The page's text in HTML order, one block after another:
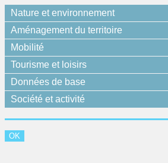
Nature et environnement
Aménagement du territoire
Mobilité
Tourisme et loisirs
Données de base
Société et activité
OK